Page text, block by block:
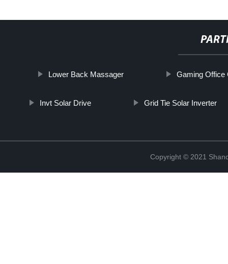
Lower Back Massager Gaming Office
Invt Solar Drive Grid Tie Solar Inverter
Copyright © 2021